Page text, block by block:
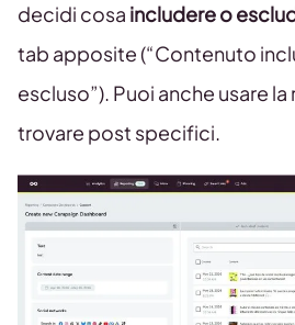
decidi cosa includere o
tab apposite (“Contenuto
escluso”). Puoi anche usare
trovare post specifici.